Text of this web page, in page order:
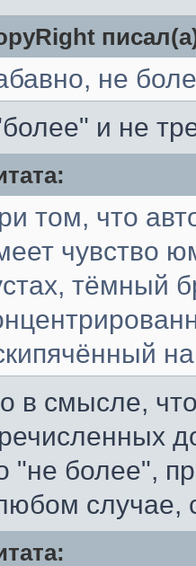
не
и не
том, что
чувство
тёмный
в смысле,
"не более",
случае,